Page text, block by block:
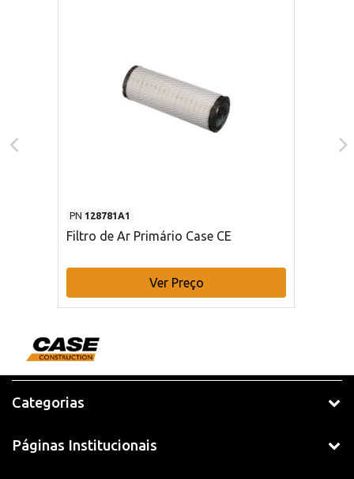
PN 128781A1
Filtro de Ar Primário Case CE
Ver Preço
Categorias
Páginas Institucionais